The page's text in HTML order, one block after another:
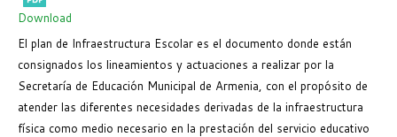
Download
El plan de Infraestructura Escolar es el documento donde están
consignados los lineamientos y actuaciones a realizar por la
Secretaría de Educación Municipal de Armenia, con el propósito de
atender las diferentes necesidades derivadas de la infraestructura
física como medio necesario en la prestación del servicio educativo